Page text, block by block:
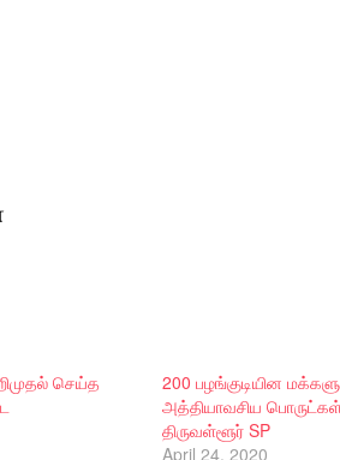
செய்த
200 பழங்குடியின
அத்தியாவசிய
திருவள்ளூர் SP
April 24, 2020